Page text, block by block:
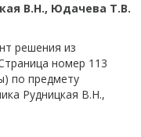
В.Н., Юдачева T.B.
решения из
номер 113
по предмету
Рудницкая В.Н.,